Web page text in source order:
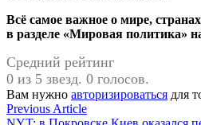
Всё самое важное о мире,
в разделе «Мировая политика»
Средний рейтинг
0 из 5 звезд. 0 голосов.
Вам нужно авторизироваться для
Навигация
Previous ArticlePrevious
article: